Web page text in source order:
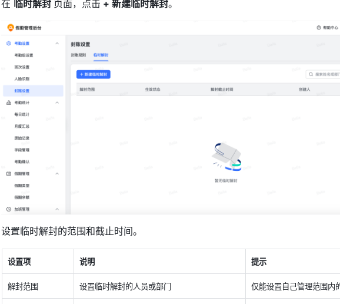
在 临时解封 页面，点击 + 新建临时解封。
设置临时解封的范围和截止时间。
设置项 说明 提示
解封范围 设置临时解封的人员或部门 仅能设置自己管理范围内